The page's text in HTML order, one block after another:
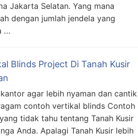
Jakarta Selatan. Yang mana
dengan jumlah jendela yang
…
Blinds Project Di Tanah Kusir
agar lebih nyaman dan cantik
contoh vertikal blinds Contoh
tidak tahu tentang Tanah Kusir
Anda. Apalagi Tanah Kusir lebih